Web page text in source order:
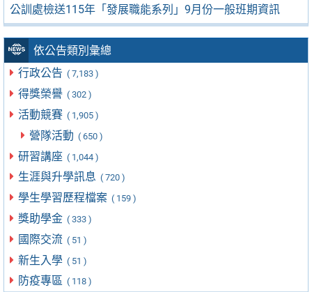
公訓處檢送115年「發展職能系列」9月份一般班期資訊
依公告類別彙總
行政公告 ( 7,183 )
得獎榮譽 ( 302 )
活動競賽 ( 1,905 )
營隊活動 ( 650 )
研習講座 ( 1,044 )
生涯與升學訊息 ( 720 )
學生學習歷程檔案 ( 159 )
獎助學金 ( 333 )
國際交流 ( 51 )
新生入學 ( 51 )
防疫專區 ( 118 )